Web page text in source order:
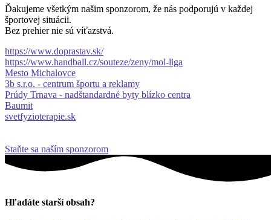
Ďakujeme všetkým našim sponzorom, že nás podporujú v každej
športovej situácii.
Bez prehier nie sú víťazstvá.
https://www.doprastav.sk/
https://www.handball.cz/souteze/zeny/mol-liga
Mesto Michalovce
3b s.r.o. - centrum športu a reklamy
Prúdy Trnava - nadštandardné byty blízko centra
Baumit
svetfyzioterapie.sk
Staňte sa naším sponzorom
Hľadáte starší obsah?